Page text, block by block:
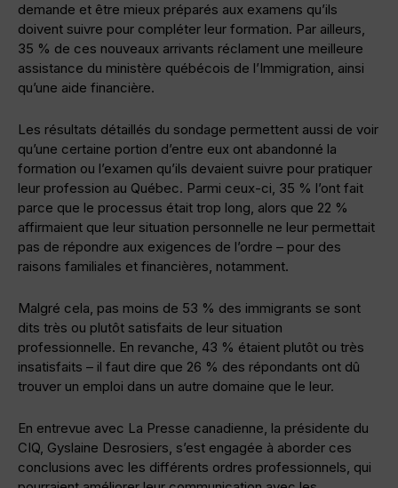
demande et être mieux préparés aux examens qu’ils
doivent suivre pour compléter leur formation. Par ailleurs,
35 % de ces nouveaux arrivants réclament une meilleure
assistance du ministère québécois de l’Immigration, ainsi
qu’une aide financière.
Les résultats détaillés du sondage permettent aussi de voir
qu’une certaine portion d’entre eux ont abandonné la
formation ou l’examen qu’ils devaient suivre pour pratiquer
leur profession au Québec. Parmi ceux-ci, 35 % l’ont fait
parce que le processus était trop long, alors que 22 %
affirmaient que leur situation personnelle ne leur permettait
pas de répondre aux exigences de l’ordre – pour des
raisons familiales et financières, notamment.
Malgré cela, pas moins de 53 % des immigrants se sont
dits très ou plutôt satisfaits de leur situation
professionnelle. En revanche, 43 % étaient plutôt ou très
insatisfaits – il faut dire que 26 % des répondants ont dû
trouver un emploi dans un autre domaine que le leur.
En entrevue avec La Presse canadienne, la présidente du
CIQ, Gyslaine Desrosiers, s’est engagée à aborder ces
conclusions avec les différents ordres professionnels, qui